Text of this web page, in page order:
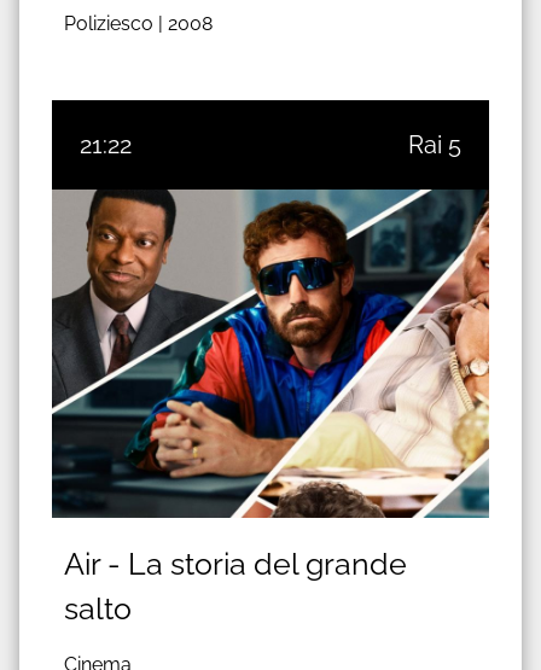
Poliziesco | 2008
21:22 Rai 5
Air - La storia del grande
salto
Cinema